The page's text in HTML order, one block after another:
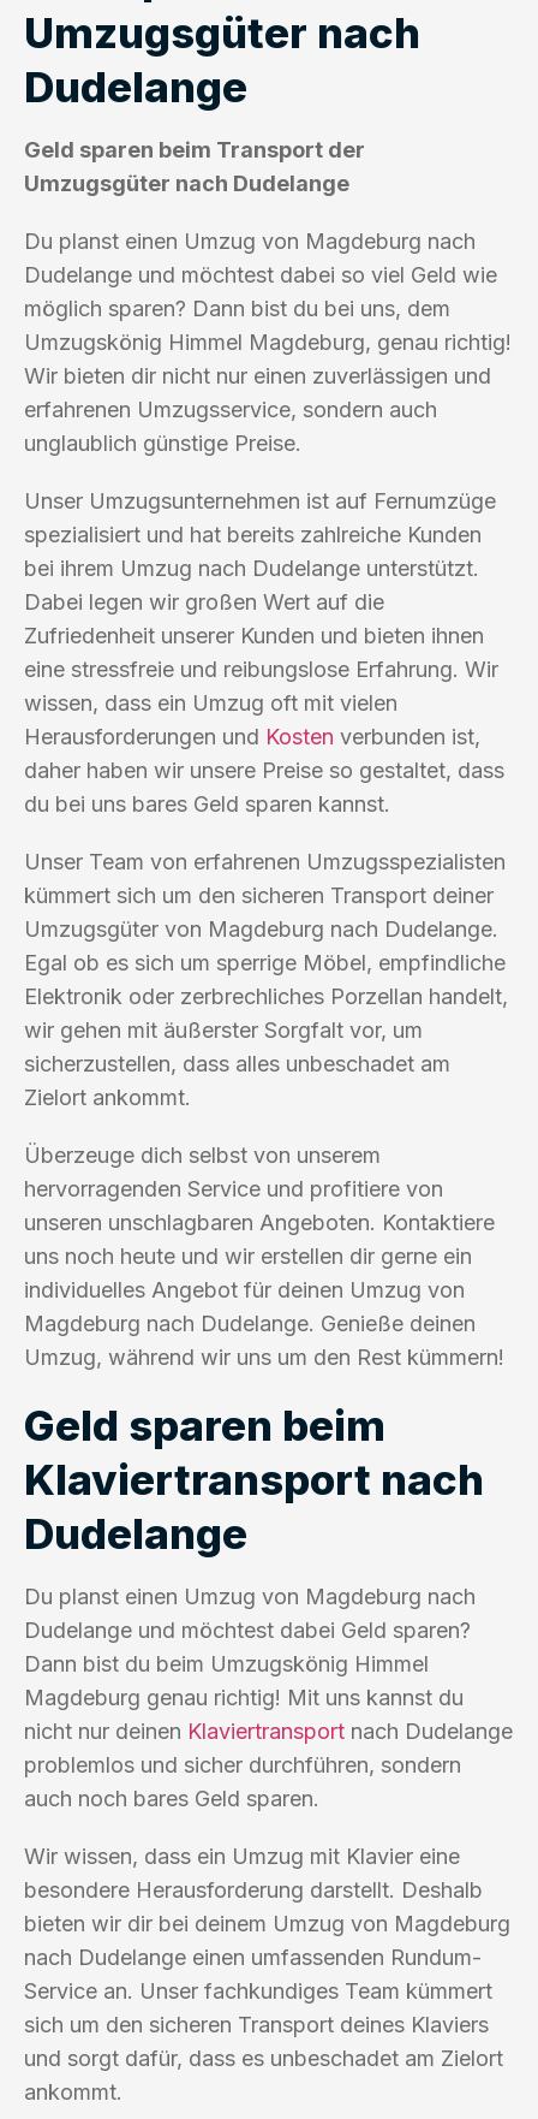
Umzugsgüter nach
Dudelange
Geld sparen beim Transport der
Umzugsgüter nach Dudelange
Du planst einen Umzug von Magdeburg nach
Dudelange und möchtest dabei so viel Geld wie
möglich sparen? Dann bist du bei uns, dem
Umzugskönig Himmel Magdeburg, genau richtig!
Wir bieten dir nicht nur einen zuverlässigen und
erfahrenen Umzugsservice, sondern auch
unglaublich günstige Preise.
Unser Umzugsunternehmen ist auf Fernumzüge
spezialisiert und hat bereits zahlreiche Kunden
bei ihrem Umzug nach Dudelange unterstützt.
Dabei legen wir großen Wert auf die
Zufriedenheit unserer Kunden und bieten ihnen
eine stressfreie und reibungslose Erfahrung. Wir
wissen, dass ein Umzug oft mit vielen
Herausforderungen und Kosten verbunden ist,
daher haben wir unsere Preise so gestaltet, dass
du bei uns bares Geld sparen kannst.
Unser Team von erfahrenen Umzugsspezialisten
kümmert sich um den sicheren Transport deiner
Umzugsgüter von Magdeburg nach Dudelange.
Egal ob es sich um sperrige Möbel, empfindliche
Elektronik oder zerbrechliches Porzellan handelt,
wir gehen mit äußerster Sorgfalt vor, um
sicherzustellen, dass alles unbeschadet am
Zielort ankommt.
Überzeuge dich selbst von unserem
hervorragenden Service und profitiere von
unseren unschlagbaren Angeboten. Kontaktiere
uns noch heute und wir erstellen dir gerne ein
individuelles Angebot für deinen Umzug von
Magdeburg nach Dudelange. Genieße deinen
Umzug, während wir uns um den Rest kümmern!
Geld sparen beim
Klaviertransport nach
Dudelange
Du planst einen Umzug von Magdeburg nach
Dudelange und möchtest dabei Geld sparen?
Dann bist du beim Umzugskönig Himmel
Magdeburg genau richtig! Mit uns kannst du
nicht nur deinen Klaviertransport nach Dudelange
problemlos und sicher durchführen, sondern
auch noch bares Geld sparen.
Wir wissen, dass ein Umzug mit Klavier eine
besondere Herausforderung darstellt. Deshalb
bieten wir dir bei deinem Umzug von Magdeburg
nach Dudelange einen umfassenden Rundum-
Service an. Unser fachkundiges Team kümmert
sich um den sicheren Transport deines Klaviers
und sorgt dafür, dass es unbeschadet am Zielort
ankommt.